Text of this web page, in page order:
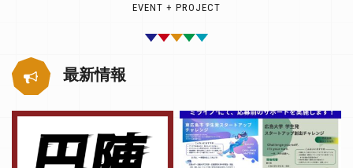
EVENT + PROJECT
最新情報